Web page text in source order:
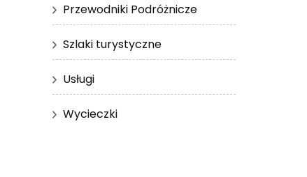
Przewodniki Podróżnicze
Szlaki turystyczne
Usługi
Wycieczki